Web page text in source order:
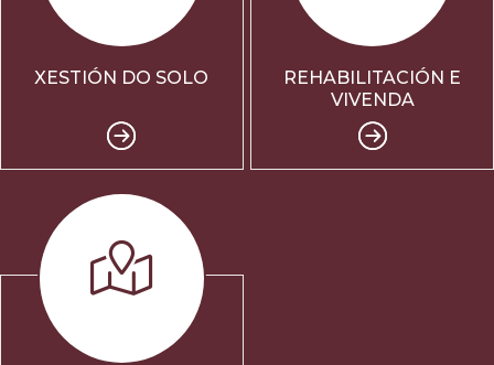
XESTIÓN DO SOLO
REHABILITACIÓN E
VIVENDA